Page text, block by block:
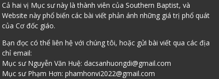
Cả hai vị Mục sư này là thành viên của Southern Baptist, và
Website này phổ biến các bài viết phản ánh những giá trị phổ quát
của Cơ đốc giáo.
Bạn đọc có thể liên hệ với chúng tôi, hoặc gửi bài viết qua các địa
chỉ email:
Mục sư Nguyễn Văn Huệ:dacsanhuongdi@gmail.com
Mục sư Phạm Hơn:phamhonvi2022@gmail.com